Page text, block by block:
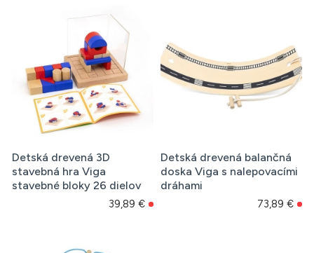
Detská drevená 3D
stavebná hra Viga
stavebné bloky 26 dielov
39,89 €
Detská drevená balančná
doska Viga s nalepovacími
dráhami
73,89 €